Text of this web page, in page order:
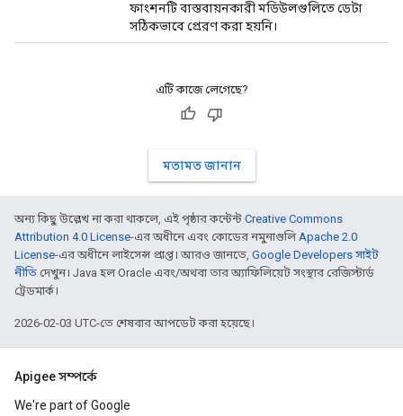
ফাংশনটি বাস্তবায়নকারী মডিউলগুলিতে ডেটা
সঠিকভাবে প্রেরণ করা হয়নি।
এটি কাজে লেগেছে?
মতামত জানান
অন্য কিছু উল্লেখ না করা থাকলে, এই পৃষ্ঠার কন্টেন্ট Creative Commons
Attribution 4.0 License-এর অধীনে এবং কোডের নমুনাগুলিApache 2.0
License-এর অধীনে লাইসেন্স প্রাপ্ত। আরও জানতে, Google Developers সাইট
নীতি দেখুন। Java হল Oracle এবং/অথবা তার অ্যাফিলিয়েট সংস্থার রেজিস্টার্ড
ট্রেডমার্ক।
2026-02-03 UTC-তে শেষবার আপডেট করা হয়েছে।
Apigee সম্পর্কে
We're part of Google